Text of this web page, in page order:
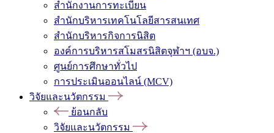
สำนักงานการทะเบียน
สำนักบริหารเทคโนโลยีสารสนเทศ
สำนักบริหารกิจการนิสิต
องค์การบริหารสโมสรนิสิตจุฬาฯ (อบจ.)
ศูนย์การศึกษาทั่วไป
การประเมินออนไลน์ (MCV)
วิจัยและนวัตกรรม
ย้อนกลับ
วิจัยและนวัตกรรม